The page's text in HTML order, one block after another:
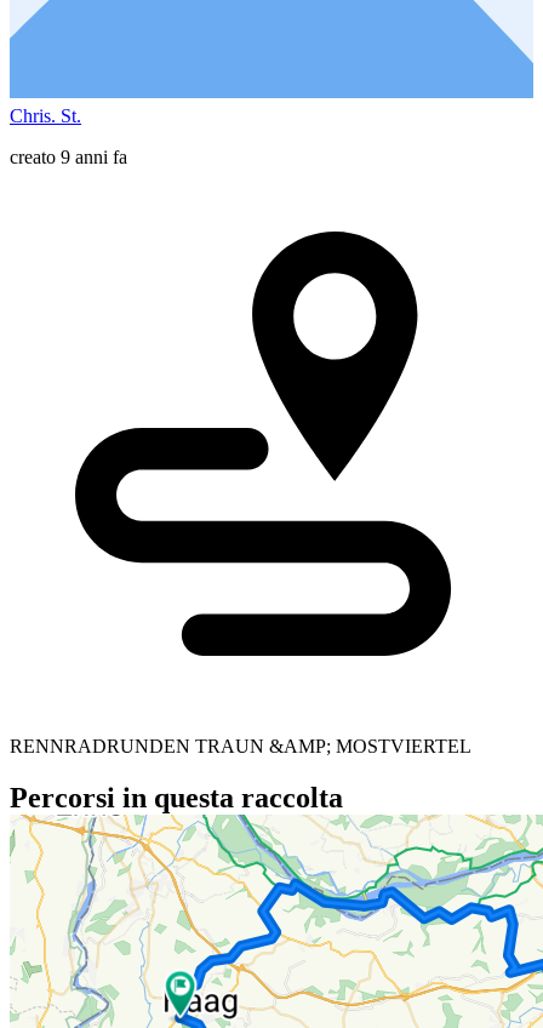
Chris. St.
creato 9 anni fa
RENNRADRUNDEN TRAUN &AMP; MOSTVIERTEL
Percorsi in questa raccolta